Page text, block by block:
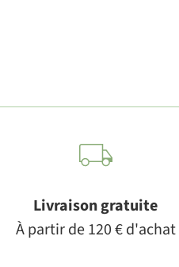
Livraison gratuite
À partir de 120 € d'achat